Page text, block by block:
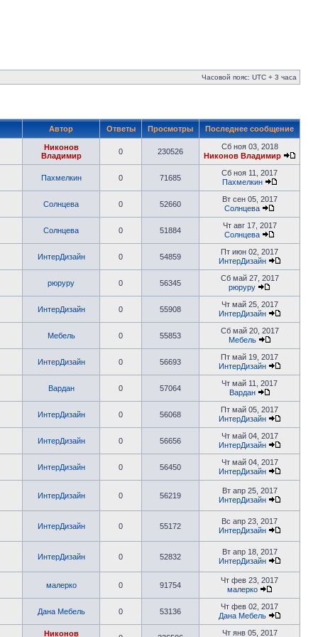
Часовой пояс: UTC + 3 часа
Автор Ответы Просмотры Последнее сообщение
Никонов
Владимир
0 230526
Сб ноя 03, 2018
Никонов Владимир
Пахмелкин 0 71685
Сб ноя 11, 2017
Пахмелкин
Солнцева 0 52660
Вт сен 05, 2017
Солнцева
Солнцева 0 51884
Чт авг 17, 2017
Солнцева
ИнтерДизайн 0 54859
Пт июн 02, 2017
ИнтерДизайн
рюруру 0 56345
Сб май 27, 2017
рюруру
ИнтерДизайн 0 55908
Чт май 25, 2017
ИнтерДизайн
Мебель 0 55853
Сб май 20, 2017
Мебель
ИнтерДизайн 0 56693
Пт май 19, 2017
ИнтерДизайн
Вардан 0 57064
Чт май 11, 2017
Вардан
ИнтерДизайн 0 56068
Пт май 05, 2017
ИнтерДизайн
ИнтерДизайн 0 56656
Чт май 04, 2017
ИнтерДизайн
ИнтерДизайн 0 56450
Чт май 04, 2017
ИнтерДизайн
ИнтерДизайн 0 56219
Вт апр 25, 2017
ИнтерДизайн
ИнтерДизайн 0 55172
Вс апр 23, 2017
ИнтерДизайн
ИнтерДизайн 0 52832
Вт апр 18, 2017
ИнтерДизайн
малерко 0 91754
Чт фев 23, 2017
малерко
Дана Мебель 0 53136
Чт фев 02, 2017
Дана Мебель
Никонов Чт янв 05, 2017